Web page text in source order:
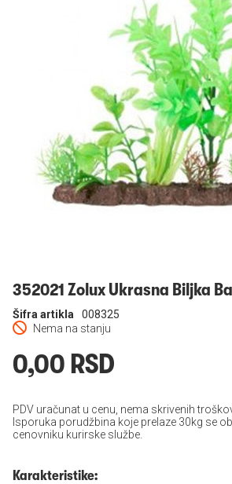
352021 Zolux Ukrasna Biljka
Nema na stanju
Šifra artikla 008325
0,00 RSD
PDV uračunat u cenu, nema skrivenih
Isporuka porudžbina koje prelaze 30kg se
cenovniku kurirske službe.
Karakteristike: